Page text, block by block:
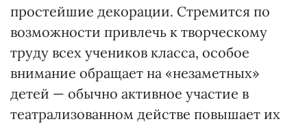
простейшие декорации. Стремится по
возможности привлечь к творческому
труду всех учеников класса, особое
внимание обращает на «незаметных»
детей — обычно активное участие в
театрализованном действе повышает их